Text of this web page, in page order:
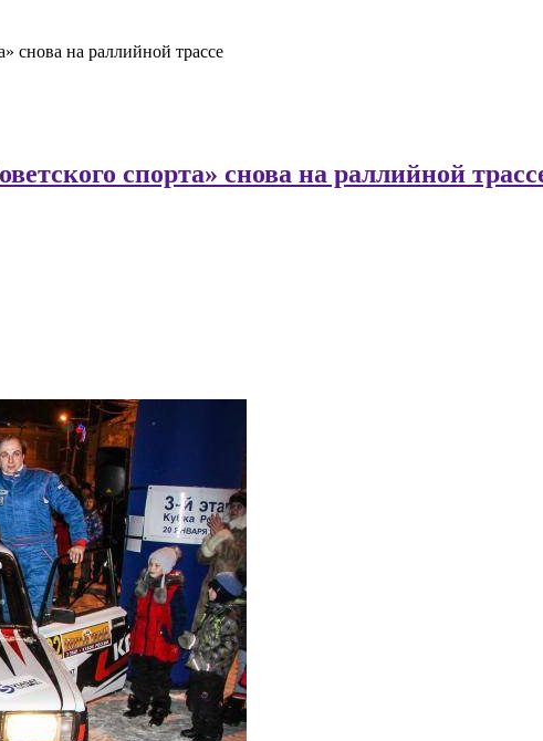
снова на раллийной трассе
спорта» снова на раллийной